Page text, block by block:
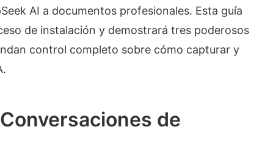
AI a documentos profesionales. Esta guía
de instalación y demostrará tres poderosos
control completo sobre cómo capturar y
de